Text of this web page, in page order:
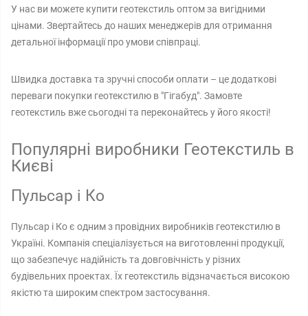
У нас ви можете купити геотекстиль оптом за вигідними
цінами. Звертайтесь до наших менеджерів для отримання
детальної інформації про умови співпраці.
Швидка доставка та зручні способи оплати – це додаткові
переваги покупки геотекстилю в "Гігабуд". Замовте
геотекстиль вже сьогодні та переконайтесь у його якості!
Популярні виробники Геотекстиль в
Києві
Пульсар і Ко
Пульсар і Ко є одним з провідних виробників геотекстилю в
Україні. Компанія спеціалізується на виготовленні продукції,
що забезпечує надійність та довговічність у різних
будівельних проектах. Їх геотекстиль відзначається високою
якістю та широким спектром застосування.